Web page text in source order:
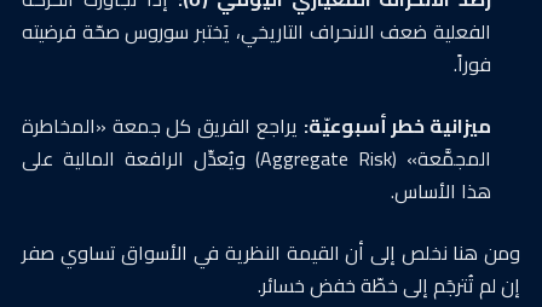
الفعلية ضعف الانحراف التاريخي، يَختبر سوروس صحّة فرضيته
فوراً.
ميزانية خطر أسبوعيّة: يراجع الفريق كل جمعة «المخاطرة
المجمَّعة» (Aggregate Risk) ويُعدِّل الرافعة المالية على
هذا الأساس.
ومن هنا نخلص إلى أن القيمة النظرية في الأسواق تساوي صفر
إن لم تُترجَم إلى خطّة خفض خسائر.